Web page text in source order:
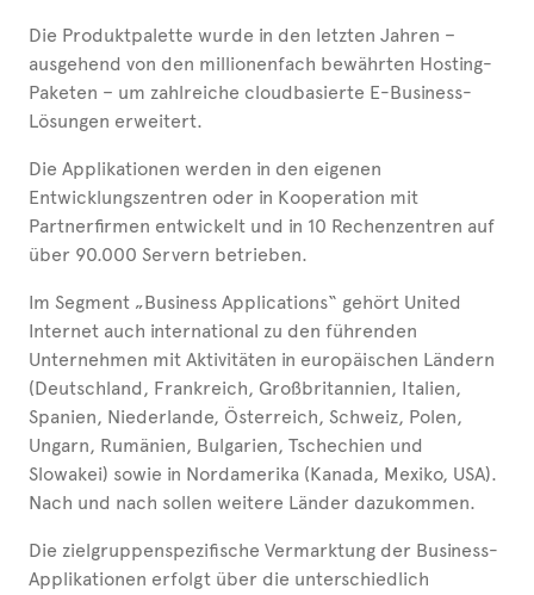
Die Produktpalette wurde in den letzten Jahren –
ausgehend von den millionenfach bewährten Hosting-
Paketen – um zahlreiche cloudbasierte E-Business-
Lösungen erweitert.
Die Applikationen werden in den eigenen
Entwicklungszentren oder in Kooperation mit
Partnerfirmen entwickelt und in 10 Rechenzentren auf
über 90.000 Servern betrieben.
Im Segment „Business Applications“ gehört United
Internet auch international zu den führenden
Unternehmen mit Aktivitäten in europäischen Ländern
(Deutschland, Frankreich, Großbritannien, Italien,
Spanien, Niederlande, Österreich, Schweiz, Polen,
Ungarn, Rumänien, Bulgarien, Tschechien und
Slowakei) sowie in Nordamerika (Kanada, Mexiko, USA).
Nach und nach sollen weitere Länder dazukommen.
Die zielgruppenspezifische Vermarktung der Business-
Applikationen erfolgt über die unterschiedlich